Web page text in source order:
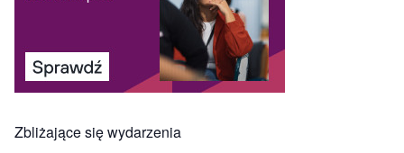
Zbliżające się wydarzenia